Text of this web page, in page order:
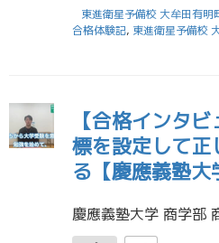
東進衛星予備校 大牟田有明
合格体験記, 東進衛星予備校
【合格インタ
標を設定して
る【慶應義塾大